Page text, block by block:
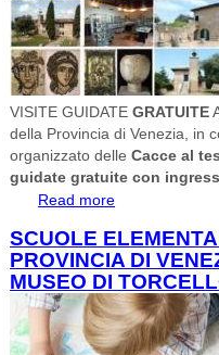
VISITE GUIDATEGRATUITE
della Provincia di Venezia, in
organizzato delleCacce al
guidate gratuite con
Read more
SCUOLE
PROVINCIA DI
MUSEO DI